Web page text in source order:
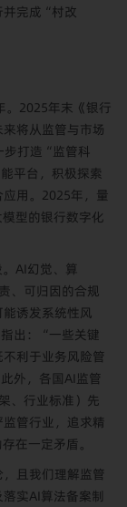
并完成“村改
2025年末《银行
将从监管与市场
打造“监管科
平台，积极探索
用。2025年，量
型的银行数字化
AI幻觉、算
、可归因的合规
诱发系统性风
出：“一些关键
利于业务风险管
外，各国AI监管
、行业标准）先
管行业，追求精
在一定矛盾。
且我们理解监管
实AI算法备案制